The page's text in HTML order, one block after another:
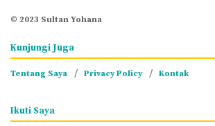
© 2023 Sultan Yohana
Kunjungi Juga
Tentang Saya Privacy Policy Kontak
Ikuti Saya